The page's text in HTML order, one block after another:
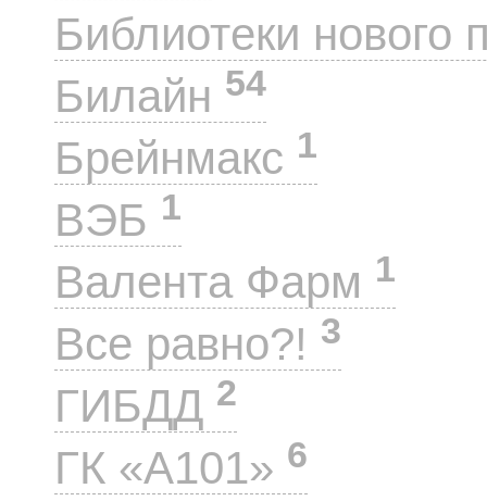
Библиотеки нового
Билайн 54
Брейнмакс 1
ВЭБ 1
Валента Фарм 1
Все равно?! 3
ГИБДД 2
ГК «А101» 6